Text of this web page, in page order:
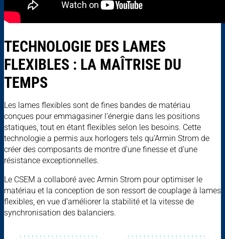
TECHNOLOGIE DES LAMES
FLEXIBLES : LA MAÎTRISE DU
TEMPS
Les lames flexibles sont de fines bandes de matériau
conçues pour emmagasiner l’énergie dans les positions
statiques, tout en étant flexibles selon les besoins. Cette
technologie a permis aux horlogers tels qu’Armin Strom de
créer des composants de montre d’une finesse et d’une
résistance exceptionnelles.
Le CSEM a collaboré avec Armin Strom pour optimiser le
matériau et la conception de son ressort de couplage à lames
flexibles, en vue d’améliorer la stabilité et la vitesse de
synchronisation des balanciers.